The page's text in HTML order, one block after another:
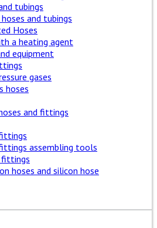
tubings
and tubings
Hoses
a heating agent
equipment
gases
hoses
and fittings
assembling tools
fittings
hoses and silicon hose